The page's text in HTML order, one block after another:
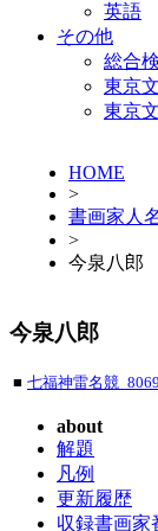
英語
その他
総合
東京
東京
HOME
>
書画家人
>
今泉八郎
今泉八郎
■ 七福神雷名競
about
解題
凡例
更新履歴
収録書画家